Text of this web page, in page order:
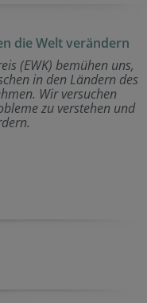
die Welt verändern
(EWK) bemühen uns,
in den Ländern des
Wir versuchen
zu verstehen und